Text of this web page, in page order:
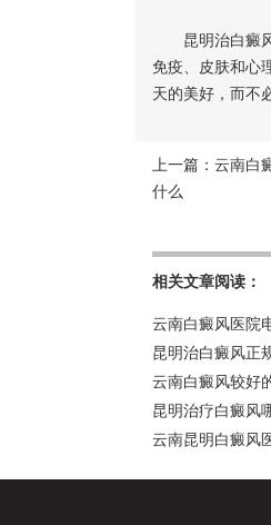
昆明治白癜风
免疫、皮肤和心
天的美好，而不
上一篇： 云南白
什么
相关文章阅读：
云南白癜风医院
昆明治白癜风正
云南白癜风较好
昆明治疗白癜风
云南昆明白癜风